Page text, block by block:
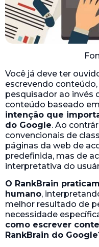
Você já deve ter
escrevendo
pesquisador ao invés
conteúdo baseado
intenção que
do Google. Ao
convencionais de
páginas da web de
predefinida, mas de
interpretativa do
O RankBrain
humano,
melhor resultado de
necessidade
como escrever
RankBrain do